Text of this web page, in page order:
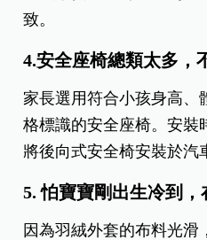
致。
4.安全座椅總類太多，
家長選用符合小孩身高、
格標識的安全座椅。安裝
將後向式安全椅安裝於汽
5. 怕寶寶剛出生冷到
因為羽絨外套的布料光